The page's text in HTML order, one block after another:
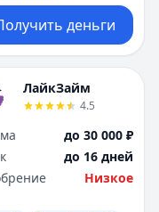
деньги
ЛайкЗайм
4.5
до 30 000 ₽
до 16 дней
Низкое